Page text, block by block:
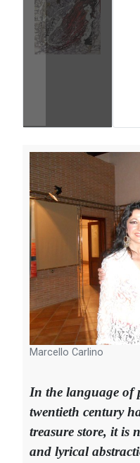
Marcello Carlino
In the language of
twentieth century
treasure store, it is
and lyrical